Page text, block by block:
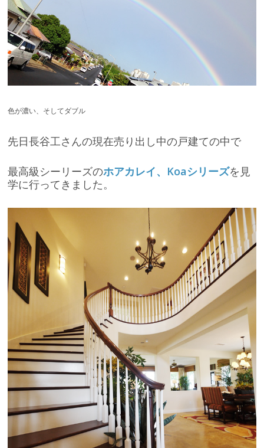
色が濃い、そしてダブル
先日長谷工さんの現在売り出し中の戸建ての中で
最高級シーリーズのホアカレイ、Koaシリーズを見
学に行ってきました。